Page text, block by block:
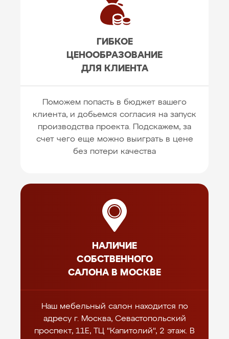
ГИБКОЕ
ЦЕНООБРАЗОВАНИЕ
ДЛЯ КЛИЕНТА
Поможем попасть в бюджет вашего
клиента, и добьемся согласия на запуск
производства проекта. Подскажем, за
счет чего еще можно выиграть в цене
без потери качества
НАЛИЧИЕ
СОБСТВЕННОГО
САЛОНА В МОСКВЕ
Наш мебельный салон находится по
адресу г. Москва, Севастопольский
проспект, 11Е, ТЦ "Капитолий", 2 этаж. В